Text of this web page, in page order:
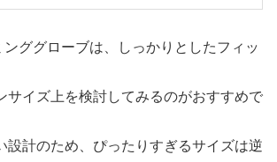
ンググローブは、しっかりとしたフィッ
サイズ上を検討してみるのがおすすめで
設計のため、ぴったりすぎるサイズは逆